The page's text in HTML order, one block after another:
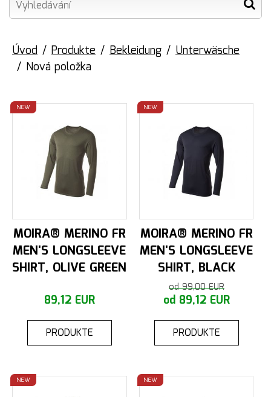
Úvod Produkte Bekleidung
Unterwäsche
Nová položka
NEW
MOIRA® MERINO FR
MEN'S LONGSLEEVE
SHIRT, OLIVE GREEN
89,12 EUR
PRODUKTE
NEW
MOIRA® MERINO FR
MEN'S LONGSLEEVE
SHIRT, BLACK
od 99,00 EUR
od 89,12 EUR
PRODUKTE
NEW NEW